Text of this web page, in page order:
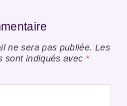
ne sera pas publiée. Les
sont indiqués avec *